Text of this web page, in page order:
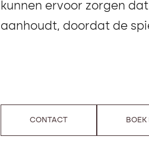
kunnen ervoor zorgen
aanhoudt, doordat de
CONTACT